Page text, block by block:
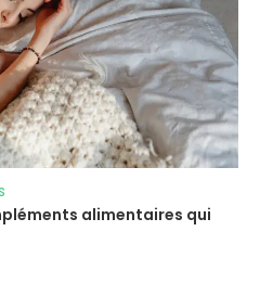
alimentaires qui